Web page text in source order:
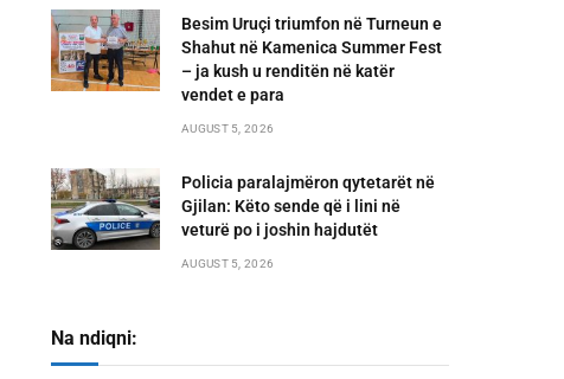
Besim Uruçi triumfon në Turneun e
Shahut në Kamenica Summer Fest
– ja kush u renditën në katër
vendet e para
AUGUST 5, 2026
Policia paralajmëron qytetarët në
Gjilan: Këto sende që i lini në
veturë po i joshin hajdutët
AUGUST 5, 2026
Na ndiqni: